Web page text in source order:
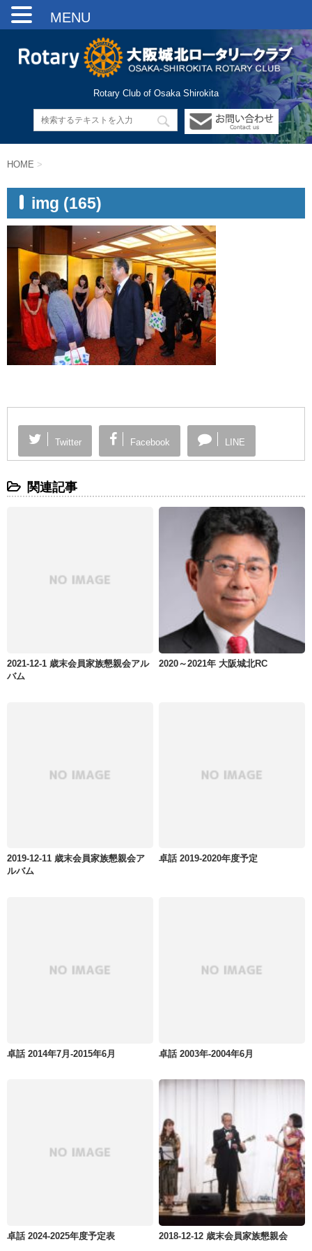
Rotary Club of Osaka Shirokita
HOME >
img (165)
Twitter Facebook LINE
関連記事
2021-12-1 歳末会員家族懇親会アル
バム
2020～2021年 大阪城北RC
2019-12-11 歳末会員家族懇親会ア
ルバム
卓話 2019-2020年度予定
卓話 2014年7月-2015年6月 卓話 2003年-2004年6月
卓話 2024-2025年度予定表 2018-12-12 歳末会員家族懇親会
MENU